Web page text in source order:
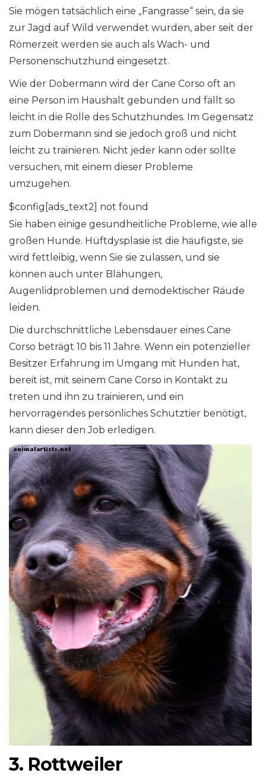
Sie mögen tatsächlich eine „Fangrasse“ sein, da sie
zur Jagd auf Wild verwendet wurden, aber seit der
Römerzeit werden sie auch als Wach- und
Personenschutzhund eingesetzt.
Wie der Dobermann wird der Cane Corso oft an
eine Person im Haushalt gebunden und fällt so
leicht in die Rolle des Schutzhundes. Im Gegensatz
zum Dobermann sind sie jedoch groß und nicht
leicht zu trainieren. Nicht jeder kann oder sollte
versuchen, mit einem dieser Probleme
umzugehen.
$config[ads_text2] not found
Sie haben einige gesundheitliche Probleme, wie alle
großen Hunde. Hüftdysplasie ist die häufigste, sie
wird fettleibig, wenn Sie sie zulassen, und sie
können auch unter Blähungen,
Augenlidproblemen und demodektischer Räude
leiden.
Die durchschnittliche Lebensdauer eines Cane
Corso beträgt 10 bis 11 Jahre. Wenn ein potenzieller
Besitzer Erfahrung im Umgang mit Hunden hat,
bereit ist, mit seinem Cane Corso in Kontakt zu
treten und ihn zu trainieren, und ein
hervorragendes persönliches Schutztier benötigt,
kann dieser den Job erledigen.
3. Rottweiler